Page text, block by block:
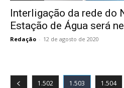
Interligação da rede do
Estação de Água será
Redação - 12 de agosto de 2020
1.502 1.503 1.504